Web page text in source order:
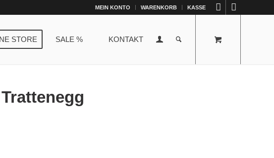
MEIN KONTO WARENKORB KASSE
STORE SALE % KONTAKT